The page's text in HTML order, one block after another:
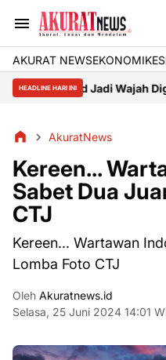
AKURAT NEWSEKONOMI
HEADLINE HARI INI
Jadi Wajah Digital Baru
AkuratNews
Kereen...
Sabet Dua
CTJ
Kereen... Wartawan
Lomba Foto CTJ
Oleh Akuratnews.id
Selasa, 25 Juni 2024 14:01